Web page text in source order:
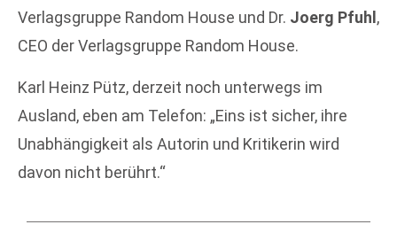
Verlagsgruppe Random House und Dr. Joerg Pfuhl ,
CEO der Verlagsgruppe Random House.
Karl Heinz Pütz, derzeit noch unterwegs im
Ausland, eben am Telefon: „Eins ist sicher, ihre
Unabhängigkeit als Autorin und Kritikerin wird
davon nicht berührt.“